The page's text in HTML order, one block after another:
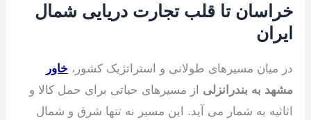
خراسان تا قلب تجارت دریایی شمال
ایران
در میان مسیرهای طولانی و استراتژیک کشور، خاور
مشهد به بندرانزلی از مسیرهای حیاتی برای حمل کالا و
اثاثیه به شمار می آید. این مسیر نه تنها شرق و شمال